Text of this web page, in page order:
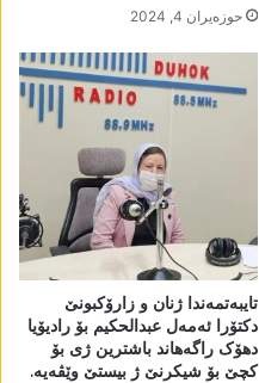
حوزه‌یران 4, 2024
تایبەتمەندا ژنان و زارۆکبونێ
دکتۆرا ئەمەل عبدالحکیم بۆ رادیۆیا
دھۆک راگەھاند باشترین ژی بۆ
کچێ بۆ شیکرنێ ژ بیستێ وێڤەیە.